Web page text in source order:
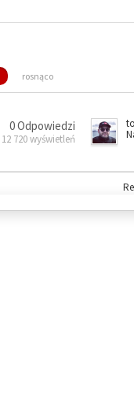
rosnąco
0 Odpowiedzi
12 720 wyświetleń